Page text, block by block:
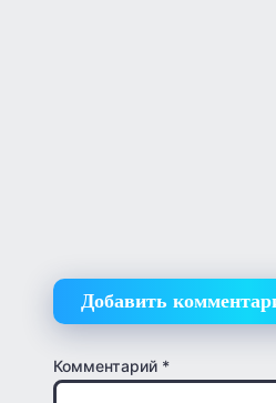
Добавить
Комментарий *